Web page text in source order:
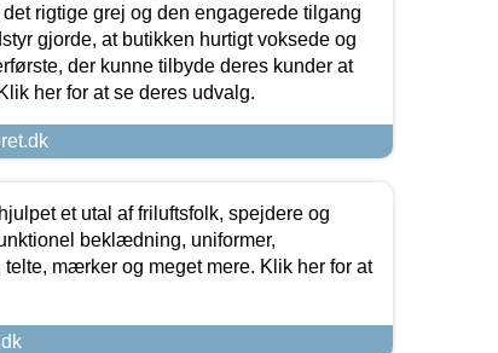
rigtige grej og den engagerede tilgang
gjorde, at butikken hurtigt voksede og
der kunne tilbyde deres kunder at
her for at se deres udvalg.
et utal af friluftsfolk, spejdere og
beklædning, uniformer,
mærker og meget mere. Klik her for at